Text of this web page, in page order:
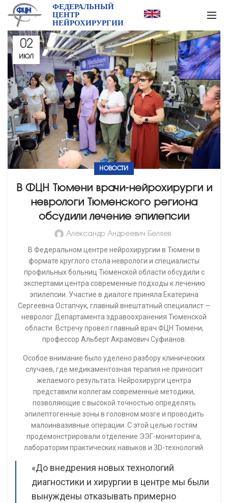
ФЕДЕРАЛЬНЫЙ
ЦЕНТР
НЕЙРОХИРУРГИИ
02
ИЮЛ
НОВОСТИ
В ФЦН Тюмени врачи-нейрохирурги и
неврологи Тюменского региона
обсудили лечение эпилепсии
Александр Андреевич Беляев
В Федеральном центре нейрохирургии в Тюмени в
формате круглого стола неврологи и специалисты
профильных больниц Тюменской области обсудили с
экспертами центра современные подходы к лечению
эпилепсии. Участие в диалоге приняла Екатерина
Сергеевна Остапчук, главный внештатный специалист —
невролог Департамента здравоохранения Тюменской
области. Встречу провел главный врач ФЦН Тюмени,
профессор Альберт Акрамович Суфианов.
Особое внимание было уделено разбору клинических
случаев, где медикаментозная терапия не приносит
желаемого результата. Нейрохирурги центра
представили коллегам современные методики,
позволяющие с высокой точностью определять
эпилептогенные зоны в головном мозге и проводить
малоинвазивные операции. С этой целью гостям
продемонстрировали отделение ЭЭГ-мониторинга,
лаборатории практических навыков и 3D-технологий.
«До внедрения новых технологий
диагностики и хирургии в центре мы были
вынуждены отказывать примерно